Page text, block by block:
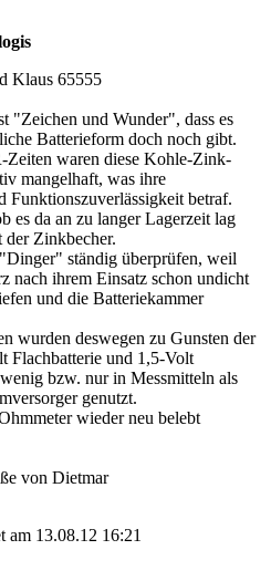
Klaus 65555
"Zeichen und Wunder", dass es
Batterieform doch noch gibt.
Zeiten waren diese Kohle-Zink-
mangelhaft, was ihre
Funktionszuverlässigkeit betraf.
es da an zu langer Lagerzeit lag
der Zinkbecher.
ständig überprüfen, weil
nach ihrem Einsatz schon undicht
und die Batteriekammer
wurden deswegen zu Gunsten der
Flachbatterie und 1,5-Volt
bzw. nur in Messmitteln als
genutzt.
wieder neu belebt
von Dietmar
am 13.08.12 16:21